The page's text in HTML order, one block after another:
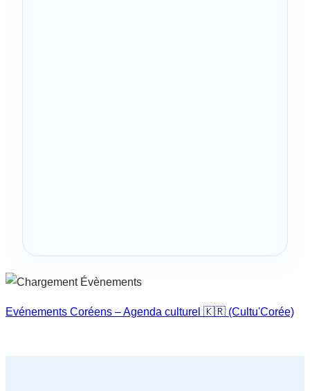
Evénements Coréens – Agenda culturel 🇰🇷 (Cultu'Corée)